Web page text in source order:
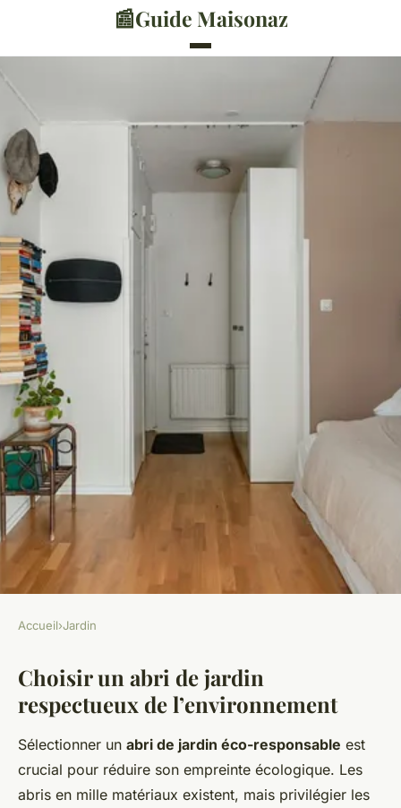
📰Guide Maisonaz
Abri de jardin et écologie :
comment faire les bons choix
?
Olivia • 20 décembre 2024 9 min de lecture
Accueil›Jardin
Choisir un abri de jardin
respectueux de l’environnement
Sélectionner un abri de jardin éco-responsable est
crucial pour réduire son empreinte écologique. Les
abris en mille matériaux existent, mais privilégier les